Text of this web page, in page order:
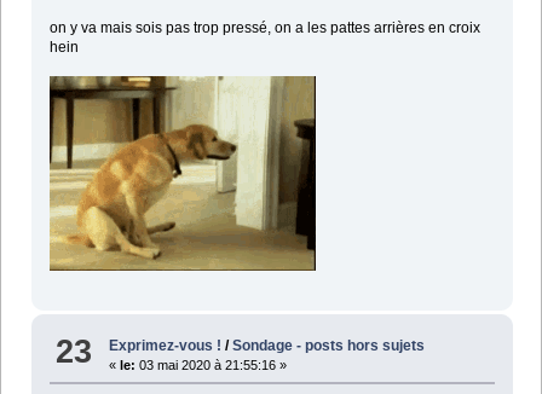
on y va mais sois pas trop pressé, on a les pattes arrières en croix
hein
23 Exprimez-vous ! /Sondage - posts hors sujets
«le: 03 mai 2020 à 21:55:16 »